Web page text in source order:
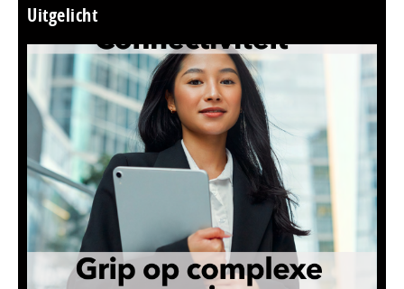
Uitgelicht